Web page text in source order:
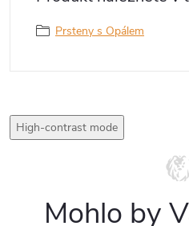
Prsteny s Opálem
High-contrast mode
Mohlo by